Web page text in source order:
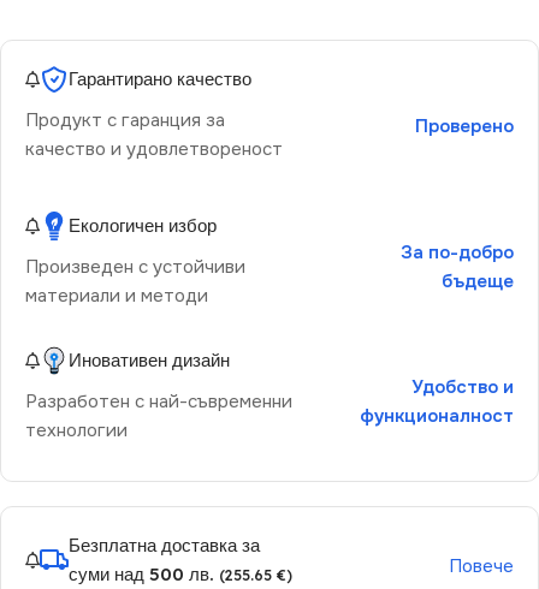
Гарантирано качество
Продукт с гаранция за
качество и удовлетвореност
Проверено
Екологичен избор
Произведен с устойчиви
материали и методи
За по-добро
бъдеще
Иновативен дизайн
Разработен с най-съвременни
технологии
Удобство и
функционалност
Безплатна доставка за
суми над 500 лв. (255.65 €) Повече